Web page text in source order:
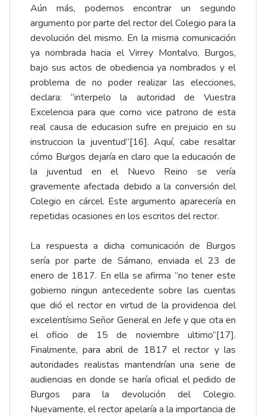
Aún más, podemos encontrar un segundo
argumento por parte del rector del Colegio para la
devolución del mismo. En la misma comunicación
ya nombrada hacia el Virrey Montalvo, Burgos,
bajo sus actos de obediencia ya nombrados y el
problema de no poder realizar las elecciones,
declara: “interpelo la autoridad de Vuestra
Excelencia para que como vice patrono de esta
real causa de educasion sufre en prejuicio en su
instruccion la juventud”[16]. Aquí, cabe resaltar
cómo Burgos dejaría en claro que la educación de
la juventud en el Nuevo Reino se vería
gravemente afectada debido a la conversión del
Colegio en cárcel. Este argumento aparecería en
repetidas ocasiones en los escritos del rector.
La respuesta a dicha comunicación de Burgos
sería por parte de Sámano, enviada el 23 de
enero de 1817. En ella se afirma “no tener este
gobierno ningun antecedente sobre las cuentas
que dió el rector en virtud de la providencia del
excelentísimo Señor General en Jefe y que cita en
el oficio de 15 de noviembre ultimo”[17].
Finalmente, para abril de 1817 el rector y las
autoridades realistas mantendrían una serie de
audiencias en donde se haría oficial el pedido de
Burgos para la devolución del Colegio.
Nuevamente, el rector apelaría a la importancia de